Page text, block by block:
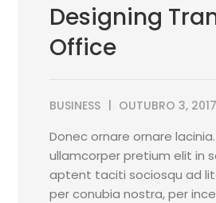
Designing
Office
BUSINESS OUTUBRO 3, 2017
Donec ornare ornare
ullamcorper pretium elit in
aptent taciti sociosqu ad
per conubia nostra, per